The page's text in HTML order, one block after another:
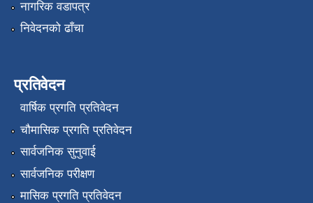
नागरिक वडापत्र
निवेदनको ढाँचा
प्रतिवेदन
वार्षिक प्रगति प्रतिवेदन
चौमासिक प्रगति प्रतिवेदन
सार्वजनिक सुनुवाई
सार्वजनिक परीक्षण
मासिक प्रगति प्रतिवेदन